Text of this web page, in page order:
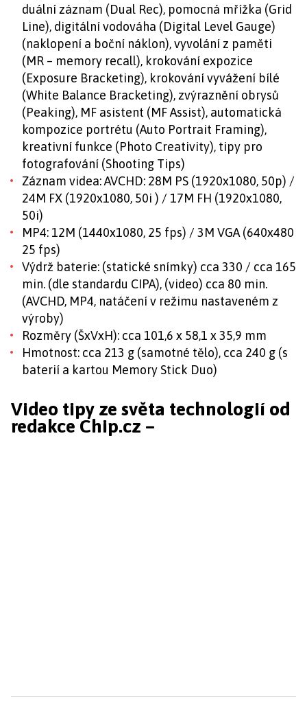
duální záznam (Dual Rec), pomocná mřížka (Grid
Line), digitální vodováha (Digital Level Gauge)
(naklopení a boční náklon), vyvolání z paměti
(MR – memory recall), krokování expozice
(Exposure Bracketing), krokování vyvážení bílé
(White Balance Bracketing), zvýraznění obrysů
(Peaking), MF asistent (MF Assist), automatická
kompozice portrétu (Auto Portrait Framing),
kreativní funkce (Photo Creativity), tipy pro
fotografování (Shooting Tips)
Záznam videa: AVCHD: 28M PS (1920x1080, 50p) /
24M FX (1920x1080, 50i ) / 17M FH (1920x1080,
50i)
MP4: 12M (1440x1080, 25 fps) / 3M VGA (640x480
25 fps)
Výdrž baterie: (statické snímky) cca 330 / cca 165
min. (dle standardu CIPA), (video) cca 80 min.
(AVCHD, MP4, natáčení v režimu nastaveném z
výroby)
Rozměry (ŠxVxH): cca 101,6 x 58,1 x 35,9 mm
Hmotnost: cca 213 g (samotné tělo), cca 240 g (s
baterií a kartou Memory Stick Duo)
Video tipy ze světa technologií od
redakce Chip.cz –